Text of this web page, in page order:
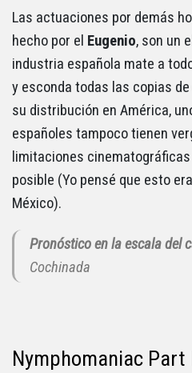
Las actuaciones por demás
hecho por el Eugenio, son un
industria española mate a
y esconda todas las copias
su distribución en América,
españoles tampoco tienen
limitaciones
posible (Yo pensé que esto
México).
Pronóstico en la escala del
Cochinada
Nymphomaniac Part